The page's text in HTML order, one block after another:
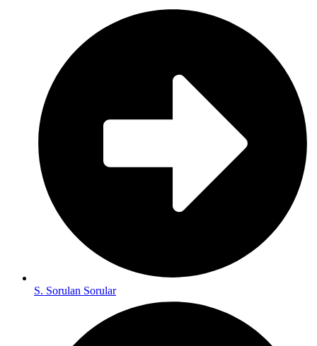
S. Sorulan Sorular